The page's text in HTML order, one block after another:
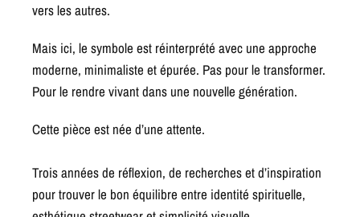
vers les autres.
Mais ici, le symbole est réinterprété avec une approche
moderne, minimaliste et épurée. Pas pour le transformer.
Pour le rendre vivant dans une nouvelle génération.
Cette pièce est née d’une attente.
Trois années de réflexion, de recherches et d’inspiration
pour trouver le bon équilibre entre identité spirituelle,